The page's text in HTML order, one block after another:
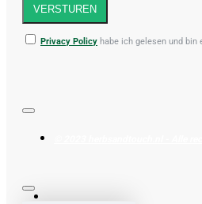
VERSTUREN
Privacy Policy habe ich gelesen und bin